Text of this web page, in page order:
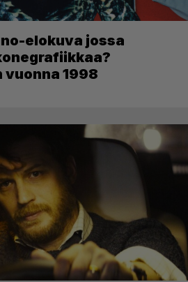
elokuva jossa
1998